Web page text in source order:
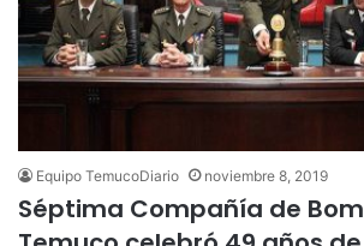
Equipo TemucoDiario noviembre 8, 2019
Séptima Compañía de